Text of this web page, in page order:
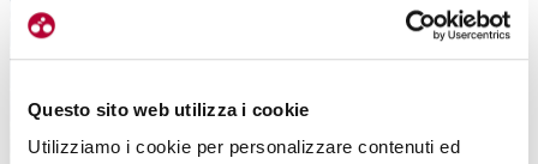
Questo sito web utilizza i cookie
Utilizziamo i cookie per personalizzare contenuti ed